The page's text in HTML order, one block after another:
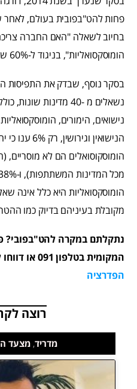
בחיוב לשאלה "האם החברה
הומוסקסואליות", בניגוד ל-60% שענו בחיוב בארה"ב.
בסקר נוסף, שבדק את התפיסות
נשאלים מ -40 מדינות
נישואים, הימורים,
הנישואין וגירושין,
הומוסקוסואלים הם לא מוסריים,
הומוסקסואליות היא כלל אינה
מקובלת בעיניהם בדיוק כמו
נתקלתם במקרה להט"בפובי?
המקומית בטלפון 091 או דווחו ל
הפדרציה
רוצה
מדריד, מצעד